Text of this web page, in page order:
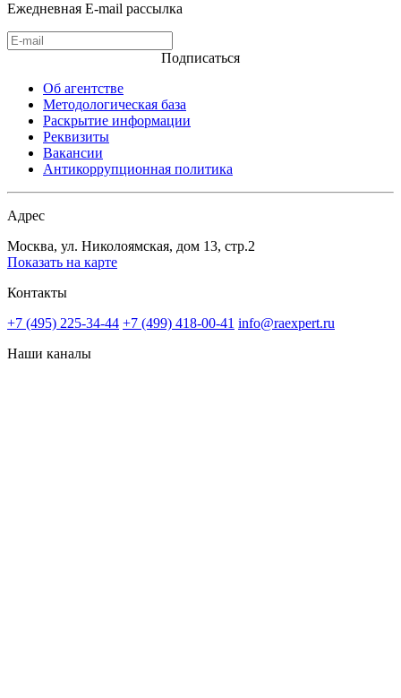
Ежедневная E-mail рассылка
Подписаться
Об агентстве
Методологическая база
Раскрытие информации
Реквизиты
Вакансии
Антикоррупционная политика
Адрес
Москва, ул. Николоямская, дом 13, стр.2
Показать на карте
Контакты
+7 (495) 225-34-44 +7 (499) 418-00-41 info@raexpert.ru
Наши каналы